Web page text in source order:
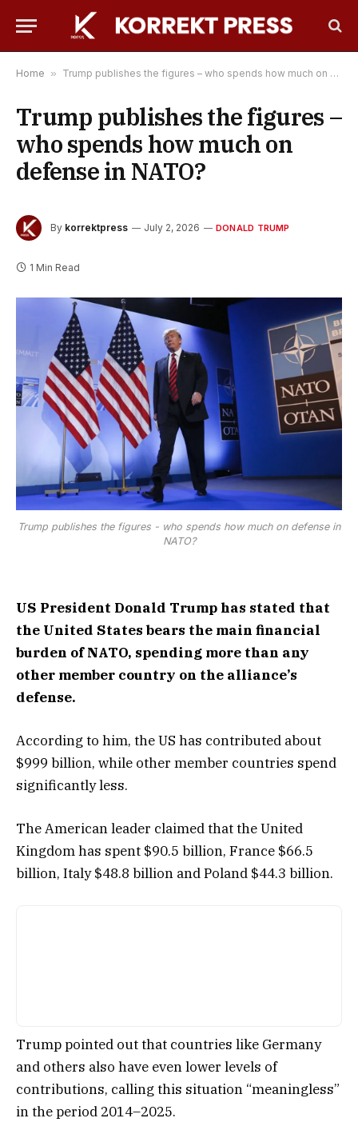
Home » Trump publishes the figures – who spends how much on defense in NATO?
Trump publishes the figures –
who spends how much on
defense in NATO?
By korrektpress July 2, 2026 DONALD TRUMP
1 Min Read
Trump publishes the figures - who spends how much on defense in
NATO?
US President Donald Trump has stated that
the United States bears the main financial
burden of NATO, spending more than any
other member country on the alliance’s
defense.
According to him, the US has contributed about
$999 billion, while other member countries spend
significantly less.
The American leader claimed that the United
Kingdom has spent $90.5 billion, France $66.5
billion, Italy $48.8 billion and Poland $44.3 billion.
Trump pointed out that countries like Germany
and others also have even lower levels of
contributions, calling this situation “meaningless”
in the period 2014–2025.